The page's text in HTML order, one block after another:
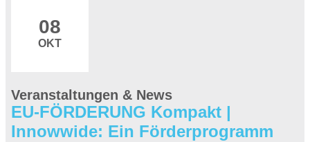
08
OKT
Veranstaltungen & News
EU-FÖRDERUNG Kompakt |
Innowwide: Ein Förderprogramm